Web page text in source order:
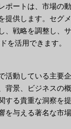
ポートは、市場の
提供します。セグ
、戦略を調整し、
を活用できます。
活動している主要
背景、ビジネスの
する貴重な洞察を
を与える著名な市